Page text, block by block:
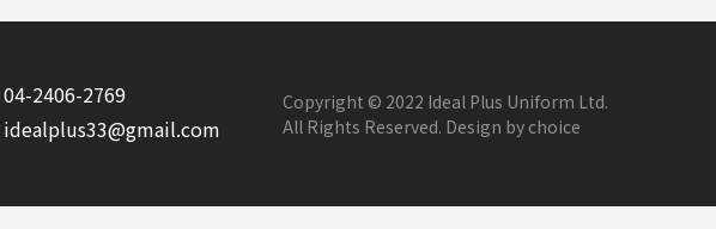
04-2406-2769
idealplus33@gmail.com
Copyright © 2022 Ideal Plus Uniform Ltd.
All Rights Reserved. Design by choice